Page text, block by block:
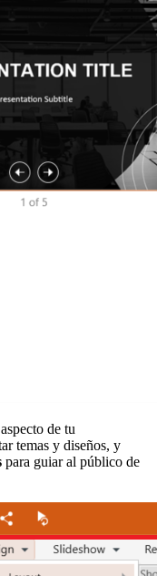
de tu
temas y diseños, y
para guiar al público de